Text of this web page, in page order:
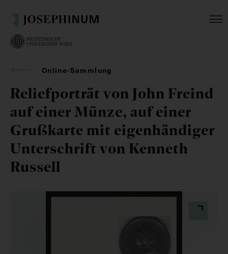
Online-Sammlung
Reliefporträt von John Freind
auf einer Münze, auf einer
Grußkarte mit eigenhändiger
Unterschrift von Kenneth
Russell